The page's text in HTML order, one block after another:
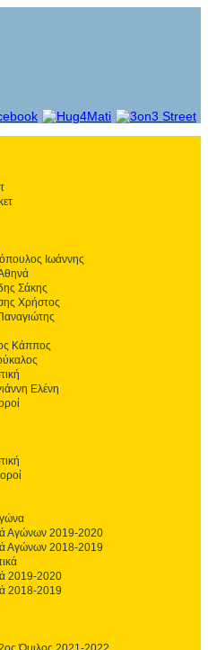
Ιωάννης
Σάκης
Χρήστος
Κάππος
Ελένη
Αγώνων 2019-2020
Αγώνων 2018-2019
2019-2020
2018-2019